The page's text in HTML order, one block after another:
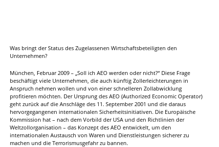
Was bringt der Status des Zugelassenen Wirtschaftsbeteiligten den
Unternehmen?
München, Februar 2009 – „Soll ich AEO werden oder nicht?“ Diese Frage
beschäftigt viele Unternehmen, die auch künftig Zollerleichterungen in
Anspruch nehmen wollen und von einer schnelleren Zollabwicklung
profitieren möchten. Der Ursprung des AEO (Authorized Economic Operator)
geht zurück auf die Anschläge des 11. September 2001 und die daraus
hervorgegangenen internationalen Sicherheitsinitiativen. Die Europäische
Kommission hat – nach dem Vorbild der USA und den Richtlinien der
Weltzollorganisation – das Konzept des AEO entwickelt, um den
internationalen Austausch von Waren und Dienstleistungen sicherer zu
machen und die Terrorismusgefahr zu bannen.